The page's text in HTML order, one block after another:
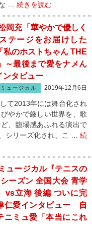
… 続きを読む
岡充「華やかで優しく
テージをお届けした
のホストちゃん THE
～最後まで愛をナメん
タビュー
ュージカル 2019年12月6日
て2013年には舞台化され
やかで厳しい世界を、歌
、臨場感あふれる演出で
シリーズ化され、こ … 続
ュージカル『テニスの
ーズン 全国大会 青学
vs立海 後編 ついに完
愛インタビュー 自
ニミュ愛「本当にこれ